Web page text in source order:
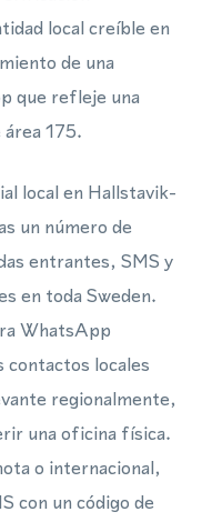
local creíble en
de una
que refleje una
175.
local en Hallstavik-
un número de
entrantes, SMS y
en toda Sweden.
WhatsApp
contactos locales
regionalmente,
una oficina física.
o internacional,
con un código de